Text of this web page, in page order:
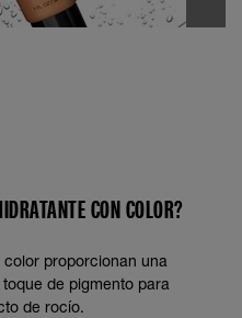
CON COLOR?
proporcionan una
de pigmento para
de rocío.